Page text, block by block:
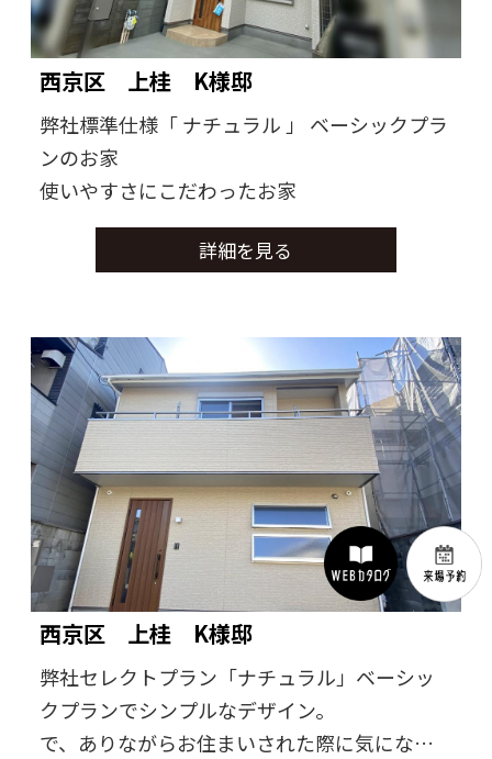
西京区 上桂 K様邸
弊社標準仕様「 ナチュラル 」 ベーシックプラ
ンのお家
使いやすさにこだわったお家
詳細を見る
西京区 上桂 K様邸
弊社セレクトプラン「ナチュラル」ベーシッ
クプランでシンプルなデザイン。
で、ありながらお住まいされた際に気になる